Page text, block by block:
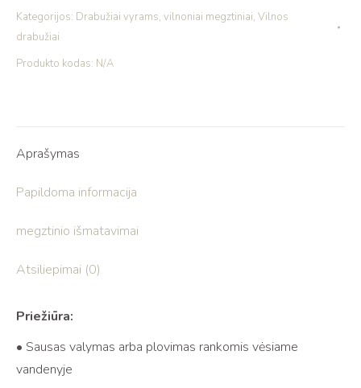
Kategorijos: Drabužiai vyrams, vilnoniai megztiniai, Vilnos
drabužiai
Produkto kodas: N/A
Aprašymas
Papildoma informacija
megztinio išmatavimai
Atsiliepimai (0)
Priežiūra:
• Sausas valymas arba plovimas rankomis vėsiame
vandenyje